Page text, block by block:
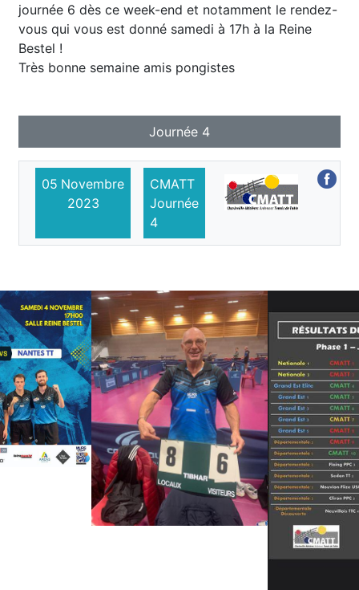
journée 6 dès ce week-end et notamment le rendez-
vous qui vous est donné samedi à 17h à la Reine
Bestel !
Très bonne semaine amis pongistes
Journée 4
05 Novembre
2023
CMATT
Journée
4